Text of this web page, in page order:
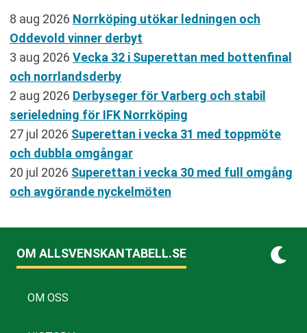
8 aug 2026 Norrköping utökar ledningen och
Oddevold vinner derbyt
3 aug 2026 Vecka 32 i Superettan med bottenfinal
och norrlandsderby
2 aug 2026 Derbyseger för Varberg och stabil
serieledning för IFK Norrköping
27 jul 2026 Superettan i vecka 31 med toppmöte
och dubbla omgångar
20 jul 2026 Superettan i vecka 30 med full omgång
och avgörande nyckelmöten
OM ALLSVENSKANTABELL.SE
OM OSS